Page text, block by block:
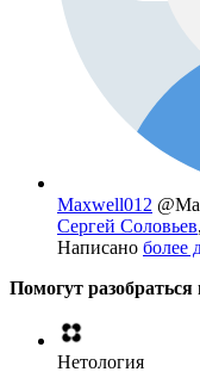
Maxwell012
Сергей Соловьев
Написано более
Помогут разобраться
Нетология